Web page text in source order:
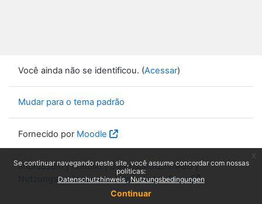
Se continuar navegando neste site, você assume concordar com nossas
políticas:
Datenschutzhinweis
Nutzungsbedingungen
Continuar
Você ainda não se identificou. (Acessar)
Mudar para o tema padrão
Fornecido por Moodle
Impressum|Kontakt|Datenschutzhinweis|
Nutzungsbedingungen|Knowledge Base